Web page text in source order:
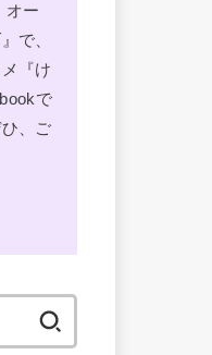
オー
で、
『け
で
、ご